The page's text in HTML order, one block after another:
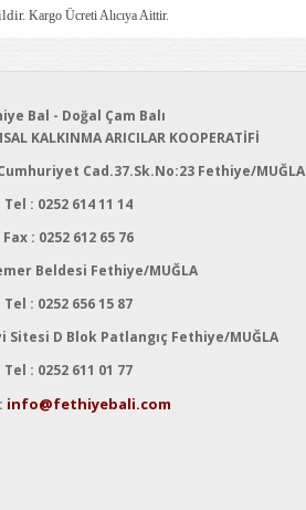
Kargo Ücreti Alıcıya Aittir.
Bal - Doğal Çam Balı
KALKINMA ARICILAR KOOPERATİFİ
Cad.37.Sk.No:23 Fethiye/MUĞLA
Tel : 0252 614 11 14
Fax : 0252 612 65 76
Beldesi Fethiye/MUĞLA
Tel : 0252 656 15 87
Sitesi D Blok Patlangıç Fethiye/MUĞLA
Tel : 0252 611 01 77
info@fethiyebali.com